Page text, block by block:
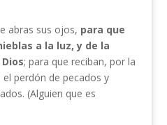
abras sus ojos, para que
a la luz, y de la
; para que reciban, por la
el perdón de pecados y
(Alguien que es